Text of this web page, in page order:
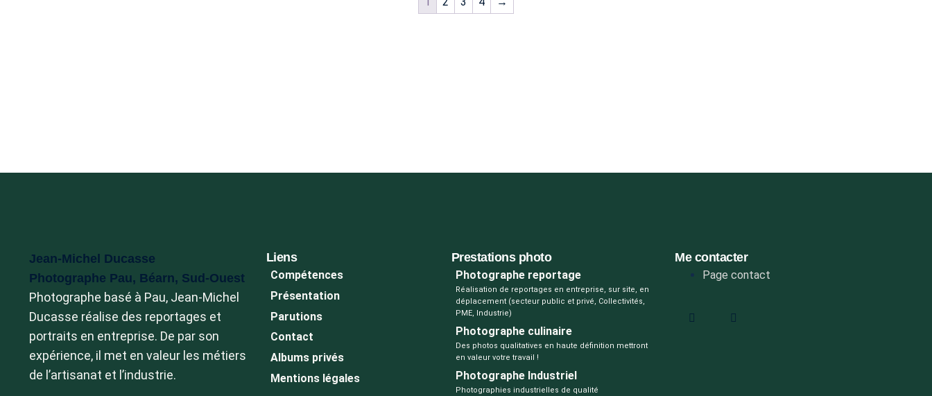
Jean-Michel Ducasse
Photographe Pau, Béarn, Sud-Ouest
Photographe basé à Pau, Jean-Michel
Ducasse réalise des reportages et
portraits en entreprise. De par son
expérience, il met en valeur les métiers
de l’artisanat et l’industrie.
Liens
Compétences
Présentation
Parutions
Contact
Albums privés
Mentions légales
Prestations photo
Photographe reportage
Réalisation de reportages en entreprise, sur site, en
déplacement (secteur public et privé, Collectivités,
PME, Industrie)
Photographe culinaire
Des photos qualitatives en haute définition mettront
en valeur votre travail !
Photographe Industriel
Photographies industrielles de qualité
Me contacter
Page contact